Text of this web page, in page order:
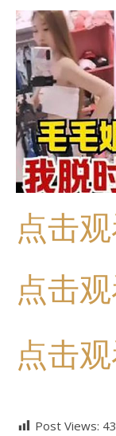
点击
点击
点击
Post Views: